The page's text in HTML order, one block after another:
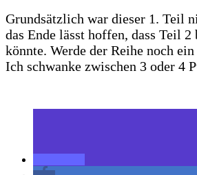
Grundsätzlich war dieser 1. Teil
das Ende lässt hoffen, dass Teil 2
könnte. Werde der Reihe noch ein
Ich schwanke zwischen 3 oder 4